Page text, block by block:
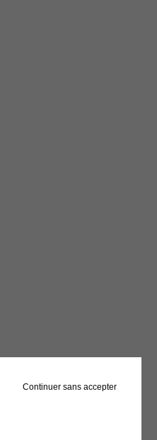
Continuer sans accepter